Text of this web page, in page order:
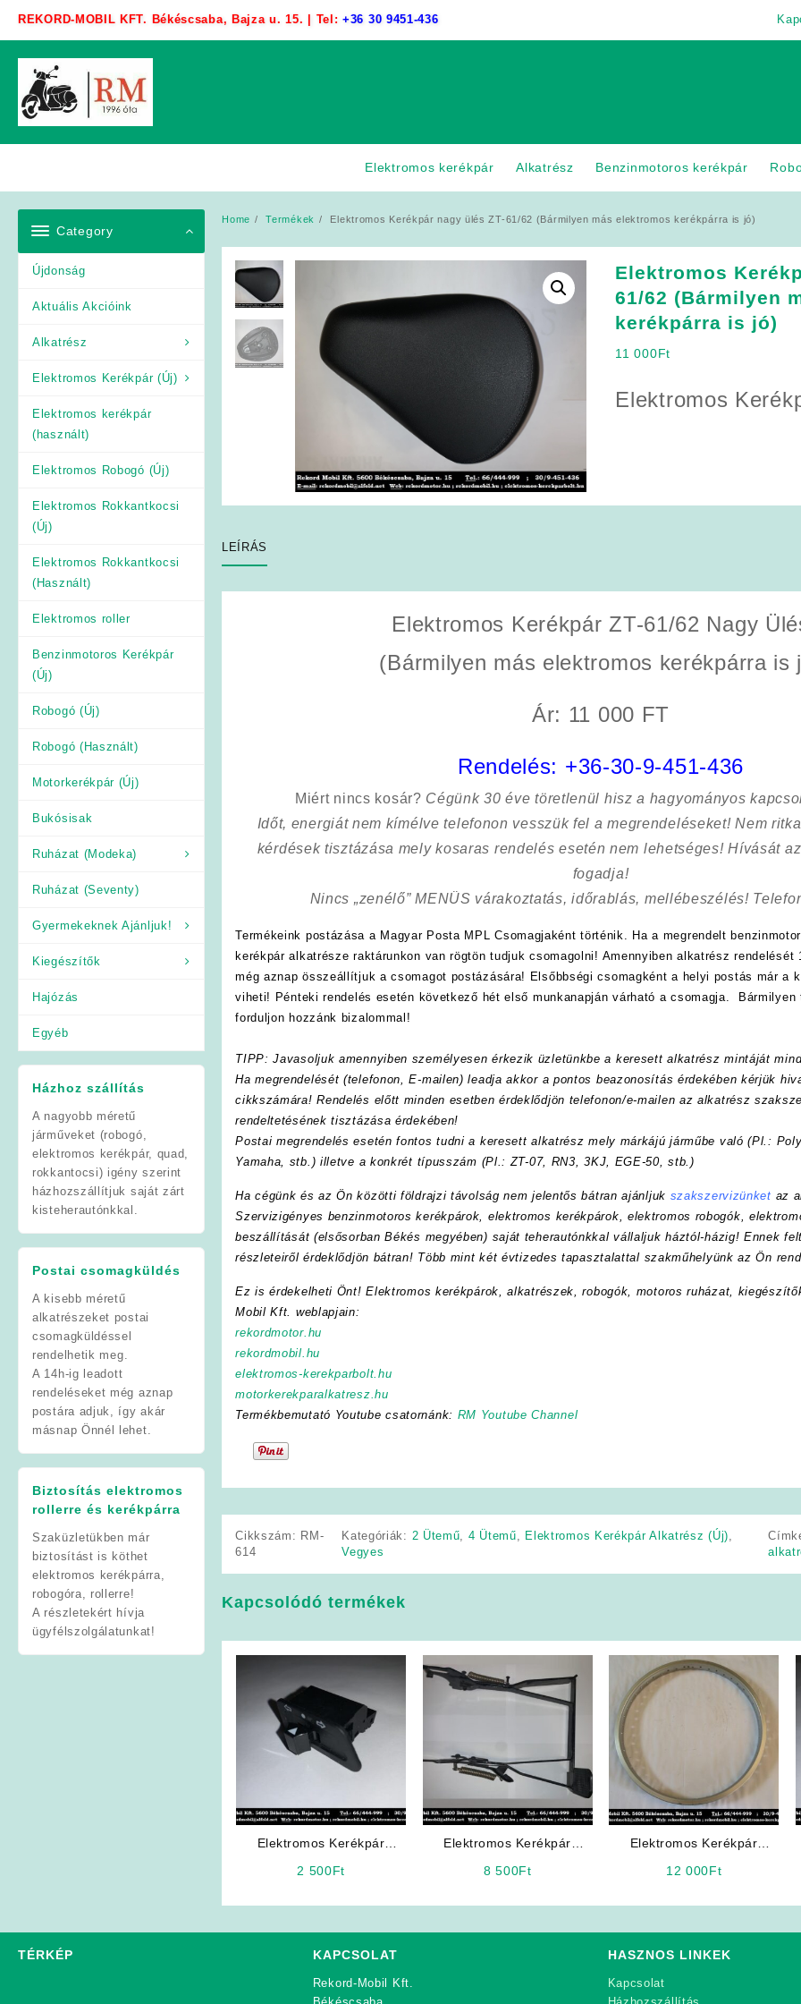
REKORD-MOBIL KFT. Békéscsaba, Bajza u. 15. | Tel:+36 30 9451-436
Elektromos kerékpár Alkatrész Benzinmotoros kerékpár
Category
Újdonság
Aktuális Akcióink
Alkatrész
Elektromos Kerékpár (Új)
Elektromos kerékpár
(használt)
Elektromos Robogó (Új)
Elektromos Rokkantkocsi
(Új)
Elektromos Rokkantkocsi
(Használt)
Elektromos roller
Benzinmotoros Kerékpár
(Új)
Robogó (Új)
Robogó (Használt)
Motorkerékpár (Új)
Bukósisak
Ruházat (Modeka)
Ruházat (Seventy)
Gyermekeknek Ajánljuk!
Kiegészítők
Hajózás
Egyéb
Házhoz szállítás
A nagyobb méretű
járműveket (robogó,
elektromos kerékpár, quad,
rokkantocsi) igény szerint
házhozszállítjuk saját zárt
kisteherautónkkal.
Postai csomagküldés
A kisebb méretű
alkatrészeket postai
csomagküldéssel
rendelhetik meg.
A 14h-ig leadott
rendeléseket még aznap
postára adjuk, így akár
másnap Önnél lehet.
Biztosítás elektromos
rollerre és kerékpárra
Szaküzletükben már
biztosítást is köthet
elektromos kerékpárra,
robogóra, rollerre!
A részletekért hívja
ügyfélszolgálatunkat!
Home Termékek Elektromos Kerékpár nagy ülés ZT-61/62 (Bármilyen más elektromos kerékpárra is jó)
Elektromos
61/62 (Bármilyen
kerékpárra is jó)
11 000Ft
Elektromos
LEÍRÁS
Elektromos Kerékpár ZT-61/62 Nagy
(Bármilyen más elektromos kerékpárra is
Ár: 11 000 FT
Rendelés: +36-30-9-451-436
Miért nincs kosár? Cégünk 30 éve töretlenül hisz a hagyományos
Időt, energiát nem kímélvetelefonon vesszük fel a megrendeléseket! Nem
kérdések tisztázása mely kosaras rendelés esetén nem lehetséges! Hívását
fogadja!
Nincs „zenélő” MENÜS várakoztatás, időrablás, mellébeszélés!
Termékeink postázása a Magyar Posta MPL Csomagjaként történik. Ha a megrendelt
kerékpár alkatrésze raktárunkon van rögtön tudjuk csomagolni! Amennyiben alkatrész rendelését
még aznap összeállítjuk a csomagot postázására! Elsőbbségi csomagként a helyi postás már a
viheti! Pénteki rendelés esetén következő hét első munkanapján várható a csomagja. Bármilyen
forduljon hozzánk bizalommal!
TIPP: Javasoljuk amennyiben személyesen érkezik üzletünkbe a keresett alkatrész mintáját
Ha megrendelését (telefonon, E-mailen) leadja akkor a pontos beazonosítás érdekében kérjük
cikkszámára! Rendelés előtt minden esetben érdeklődjön telefonon/e-mailen az alkatrész
rendeltetésének tisztázása érdekében!
Postai megrendelés esetén fontos tudni a keresett alkatrész mely márkájú járműbe való (Pl.:
Yamaha, stb.) illetve a konkrét típusszám (Pl.: ZT-07, RN3, 3KJ, EGE-50, stb.)
Ha cégünk és az Ön közötti földrajzi távolság nem jelentős bátran ajánljuk szakszervizünket az
Szervizigényes benzinmotoros kerékpárok, elektromos kerékpárok, elektromos robogók,
beszállítását (elsősorban Békés megyében) saját teherautónkkal vállaljuk háztól-házig! Ennek
részleteiről érdeklődjön bátran! Több mint két évtizedes tapasztalattal szakműhelyünk az Ön
Ez is érdekelheti Önt! Elektromos kerékpárok, alkatrészek, robogók, motoros ruházat,
Mobil Kft. weblapjain:
rekordmotor.hu
rekordmobil.hu
elektromos-kerekparbolt.hu
motorkerekparalkatresz.hu
Termékbemutató Youtube csatornánk: RM Youtube Channel
Cikkszám: RM-
614
Kategóriák: 2 Ütemű 4 Ütemű Elektromos Kerékpár Alkatrész (Új)
Vegyes
Kapcsolódó termékek
Elektromos Kerékpár
2 500Ft
Elektromos Kerékpár
8 500Ft
Elektromos Kerékpár
12 000Ft
TÉRKÉP KAPCSOLAT
Rekord-Mobil Kft.
HASZNOS LINKEK
Kapcsolat